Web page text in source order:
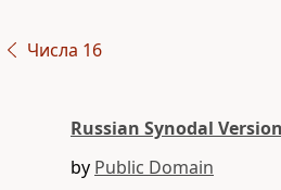
Числа 16
Russian Synodal Version
by Public Domain